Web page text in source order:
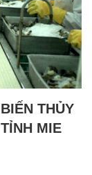
THỦY
MIE